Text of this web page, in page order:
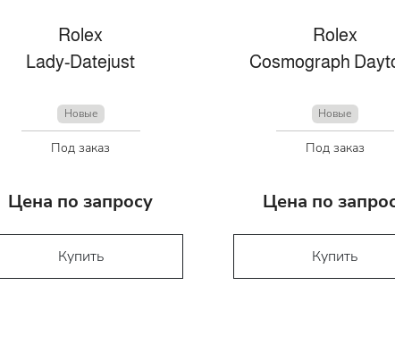
Rolex
Lady-Datejust
Новые
Под заказ
Цена по запросу
Купить
Rolex
Cosmograph
Новые
Под заказ
Цена по
Купить